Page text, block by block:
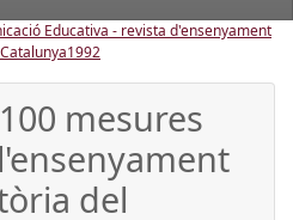
Educativa - revista d'ensenyament
1992
mesures
del